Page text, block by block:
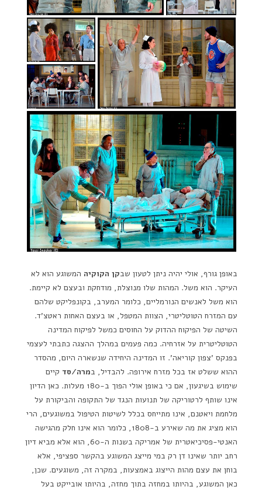
באופן גורף, אולי יהיה ניתן לטעון שבקן הקוקיה המשוגע הוא לא
העיקר. הוא משל. המהות שלו מנוצלת, מודחקת ובעצם לא קיימת.
הוא משל לאנשים הנורמליים, כלומר המערב, בקונפליקט שלהם
עם המזרח הטוטליטרי, הצוות המטפל, או בעצם האחות ראטצ'ד.
השיטה של הפיקוח ההדוק על החוסים כמשל לפיקוח המדינה
הטוטליטרית על אזרחיה. כמה פעמים במהלך ההצגה כתבתי לעצמי
בפנקס 'צפון קוריאה'. זו המדינה היחידה שנשארה היום, מהסדר
ההוא ששלט אז בכל מזרח אירופה. להבדיל, במרה/סד קיים
שימוש בשיגעון, אם כי באופן אולי הפוך ב-180 מעלות. כאן הדיון
אינו שותף לרטוריקה של תנועות הנגד של התקופה והביקורת על
מלחמת ויאטנם, אינו מתייחס בכלל לשיטות הטיפול במשוגעים, הרי
הוא מציג את מה שאירע ב-1808, כלומר הוא אינו חלק מהגישה
האנטי-פסיכיאטרית של אמריקה בשנות ה-60, הוא אלא מביא דיון
רחב יותר שאינו דן רק במי מייצג המשוגע בהקשר ספציפי, אלא
בוחן את עצם מהות הייצוג באמצעות, במקרה זה, משוגעים. שכן,
כאן המשוגע, בהיותו במחזה בתוך מחזה, בהיותו אובייקט בעל